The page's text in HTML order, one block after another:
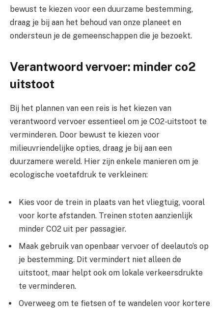
bewust te kiezen voor een duurzame bestemming,
draag je bij aan het behoud van onze planeet en
ondersteun je de gemeenschappen die je bezoekt.
Verantwoord vervoer: minder co2
uitstoot
Bij het plannen van een reis is het kiezen van
verantwoord vervoer essentieel om je CO2-uitstoot te
verminderen. Door bewust te kiezen voor
milieuvriendelijke opties, draag je bij aan een
duurzamere wereld. Hier zijn enkele manieren om je
ecologische voetafdruk te verkleinen:
Kies voor de trein in plaats van het vliegtuig, vooral
voor korte afstanden. Treinen stoten aanzienlijk
minder CO2 uit per passagier.
Maak gebruik van openbaar vervoer of deelauto’s op
je bestemming. Dit vermindert niet alleen de
uitstoot, maar helpt ook om lokale verkeersdrukte
te verminderen.
Overweeg om te fietsen of te wandelen voor kortere